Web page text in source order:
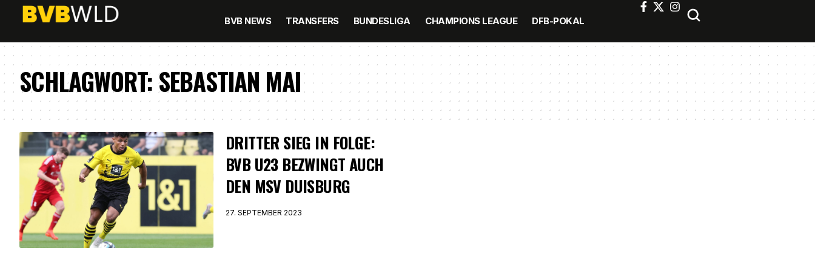
BVB NEWS TRANSFERS BUNDESLIGA CHAMPIONS LEAGUE DFB-POKAL
SCHLAGWORT:SEBASTIAN MAI
DRITTER SIEG IN FOLGE:
BVB U23 BEZWINGT AUCH
DEN MSV DUISBURG
27. SEPTEMBER 2023